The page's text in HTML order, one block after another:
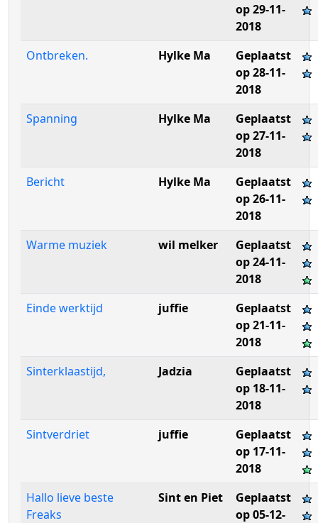
op 29-11-
2018
Ontbreken.
Hylke Ma
Geplaatst
op 28-11-
2018
Spanning
Hylke Ma
Geplaatst
op 27-11-
2018
Bericht
Hylke Ma
Geplaatst
op 26-11-
2018
Warme muziek
wil melker
Geplaatst
op 24-11-
2018
Einde werktijd
juffie
Geplaatst
op 21-11-
2018
Sinterklaastijd,
Jadzia
Geplaatst
op 18-11-
2018
Sintverdriet
juffie
Geplaatst
op 17-11-
2018
Hallo lieve beste
Freaks
Sint en Piet
Geplaatst
op 05-12-